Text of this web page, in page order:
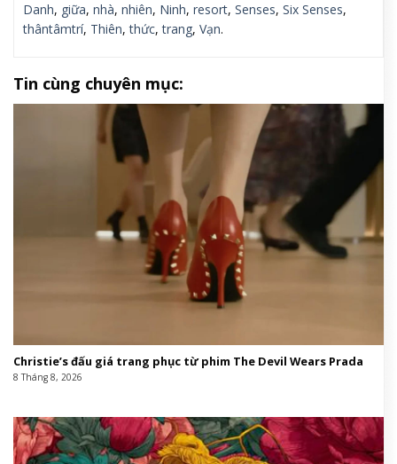
Danh, giữa, nhà, nhiên, Ninh, resort, Senses, Six Senses,
thântâmtrí, Thiên,thức,trang, Vạn.
Tin cùng chuyên mục:
Christie’s đấu giá trang phục từ phim The Devil Wears Prada
8 Tháng 8, 2026